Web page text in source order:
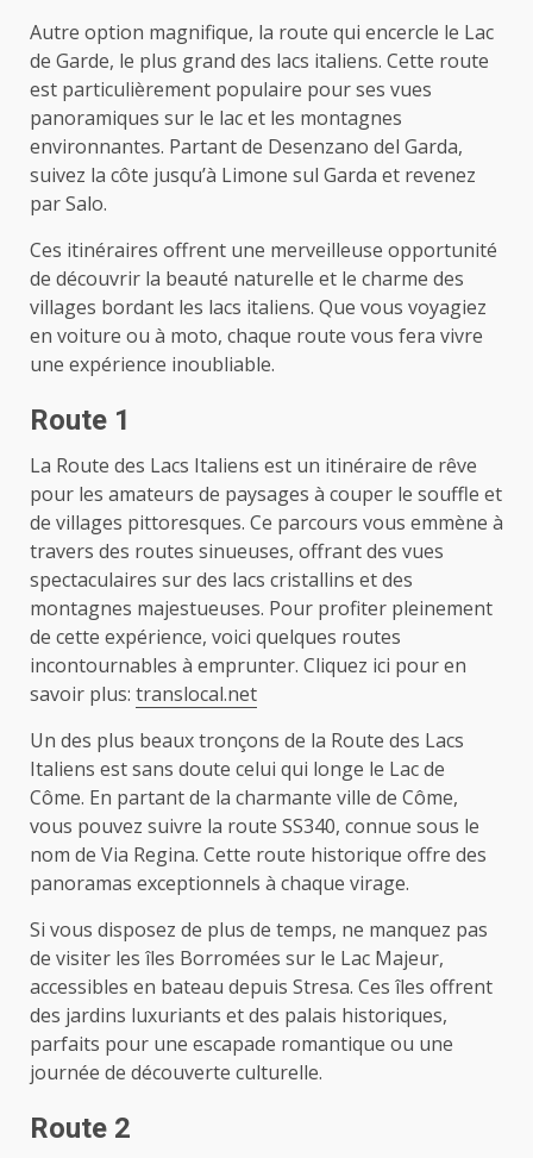
Autre option magnifique, la route qui encercle le Lac
de Garde, le plus grand des lacs italiens. Cette route
est particulièrement populaire pour ses vues
panoramiques sur le lac et les montagnes
environnantes. Partant de Desenzano del Garda,
suivez la côte jusqu’à Limone sul Garda et revenez
par Salo.
Ces itinéraires offrent une merveilleuse opportunité
de découvrir la beauté naturelle et le charme des
villages bordant les lacs italiens. Que vous voyagiez
en voiture ou à moto, chaque route vous fera vivre
une expérience inoubliable.
Route 1
La Route des Lacs Italiens est un itinéraire de rêve
pour les amateurs de paysages à couper le souffle et
de villages pittoresques. Ce parcours vous emmène à
travers des routes sinueuses, offrant des vues
spectaculaires sur des lacs cristallins et des
montagnes majestueuses. Pour profiter pleinement
de cette expérience, voici quelques routes
incontournables à emprunter. Cliquez ici pour en
savoir plus: translocal.net
Un des plus beaux tronçons de la Route des Lacs
Italiens est sans doute celui qui longe le Lac de
Côme. En partant de la charmante ville de Côme,
vous pouvez suivre la route SS340, connue sous le
nom de Via Regina. Cette route historique offre des
panoramas exceptionnels à chaque virage.
Si vous disposez de plus de temps, ne manquez pas
de visiter les îles Borromées sur le Lac Majeur,
accessibles en bateau depuis Stresa. Ces îles offrent
des jardins luxuriants et des palais historiques,
parfaits pour une escapade romantique ou une
journée de découverte culturelle.
Route 2